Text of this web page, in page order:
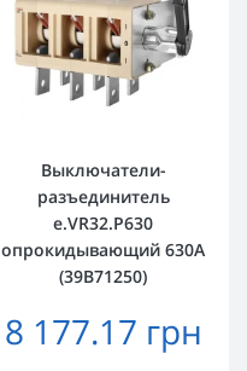
Выключатели-
разъединитель
e.VR32.P630
опрокидывающий 630А
(39В71250)
8 177.17 грн